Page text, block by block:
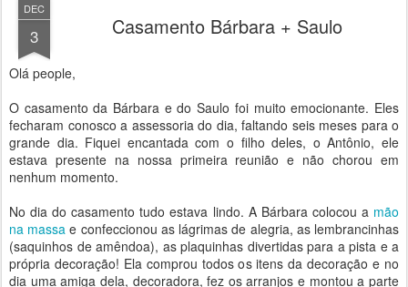
DEC
3 Casamento Bárbara + Saulo
Olá people,
O casamento da Bárbara e do Saulo foi muito emocionante. Eles
fecharam conosco a assessoria do dia, faltando seis meses para o
grande dia. Fiquei encantada com o filho deles, o Antônio, ele
estava presente na nossa primeira reunião e não chorou em
nenhum momento.
No dia do casamento tudo estava lindo. A Bárbara colocou a mão
na massa e confeccionou as lágrimas de alegria, as lembrancinhas
(saquinhos de amêndoa), as plaquinhas divertidas para a pista e a
própria decoração! Ela comprou todos os itens da decoração e no
dia uma amiga dela, decoradora, fez os arranjos e montou a parte